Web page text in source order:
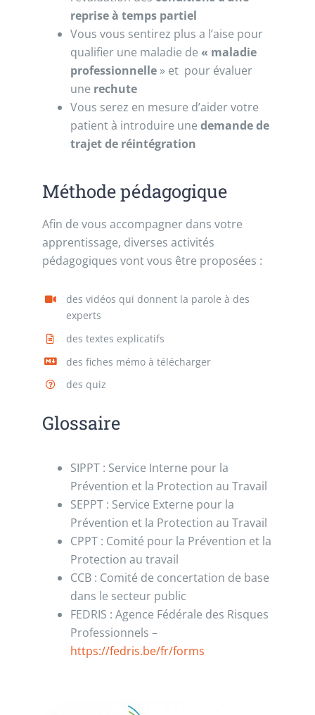
reprise à temps partiel
Vous vous sentirez plus a l’aise pour
qualifier une maladie de « maladie
professionnelle » et pour évaluer
une rechute
Vous serez en mesure d’aider votre
patient à introduire une demande de
trajet de réintégration
Méthode pédagogique
Afin de vous accompagner dans votre
apprentissage, diverses activités
pédagogiques vont vous être proposées :
des vidéos qui donnent la parole à des
experts
des textes explicatifs
des fiches mémo à télécharger
des quiz
Glossaire
SIPPT : Service Interne pour la
Prévention et la Protection au Travail
SEPPT : Service Externe pour la
Prévention et la Protection au Travail
CPPT : Comité pour la Prévention et la
Protection au travail
CCB : Comité de concertation de base
dans le secteur public
FEDRIS : Agence Fédérale des Risques
Professionnels –
https://fedris.be/fr/forms